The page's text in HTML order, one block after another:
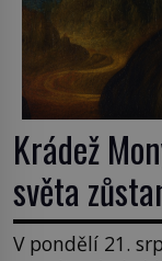
Krádež
světa
V pondělí 21.